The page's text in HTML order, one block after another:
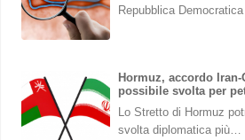
Repubblica
Hormuz, accordo
possibile svolta per
Lo Stretto di Hormuz
svolta diplomatica più…